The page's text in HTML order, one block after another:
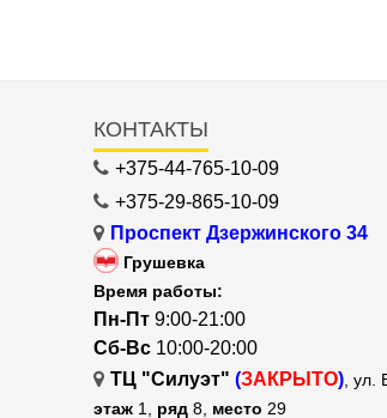
КОНТАКТЫ
+375-44-765-10-09
+375-29-865-10-09
Проспект Дзержинского 34
Грушевка
Время работы:
Пн-Пт 9:00-21:00
Сб-Вс 10:00-20:00
ТЦ "Силуэт" (ЗАКРЫТО) ,
этаж 1, ряд 8, место 29